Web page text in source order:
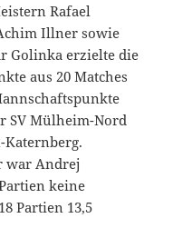
Rafael
Illner sowie
Golinka erzielte die
aus 20 Matches
SV Mülheim-Nord
Katernberg.
war Andrej
keine
Partien 13,5